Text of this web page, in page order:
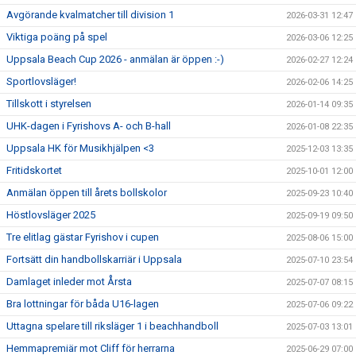
Avgörande kvalmatcher till division 1 2026-03-31 12:47
Viktiga poäng på spel 2026-03-06 12:25
Uppsala Beach Cup 2026 - anmälan är öppen :-) 2026-02-27 12:24
Sportlovsläger! 2026-02-06 14:25
Tillskott i styrelsen 2026-01-14 09:35
UHK-dagen i Fyrishovs A- och B-hall 2026-01-08 22:35
Uppsala HK för Musikhjälpen <3 2025-12-03 13:35
Fritidskortet 2025-10-01 12:00
Anmälan öppen till årets bollskolor 2025-09-23 10:40
Höstlovsläger 2025 2025-09-19 09:50
Tre elitlag gästar Fyrishov i cupen 2025-08-06 15:00
Fortsätt din handbollskarriär i Uppsala 2025-07-10 23:54
Damlaget inleder mot Årsta 2025-07-07 08:15
Bra lottningar för båda U16-lagen 2025-07-06 09:22
Uttagna spelare till riksläger 1 i beachhandboll 2025-07-03 13:01
Hemmapremiär mot Cliff för herrarna 2025-06-29 07:00